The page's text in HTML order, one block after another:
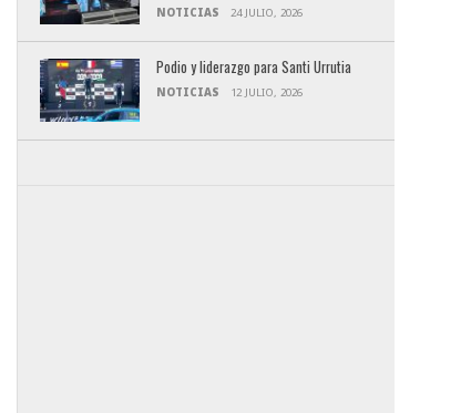
NOTICIAS 24 JULIO, 2026
Podio y liderazgo para Santi Urrutia
NOTICIAS 12 JULIO, 2026